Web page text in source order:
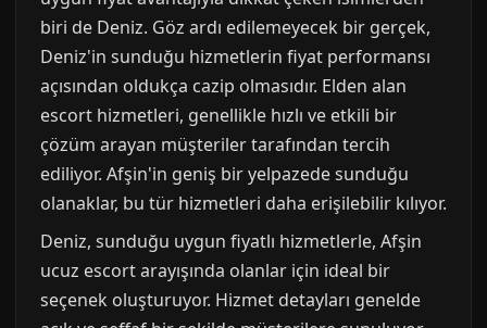
biri de Deniz. Göz ardı edilemeyecek bir gerçek,
Deniz'in sunduğu hizmetlerin fiyat performansı
açısından oldukça cazip olmasıdır. Elden alan
escort hizmetleri, genellikle hızlı ve etkili bir
çözüm arayan müşteriler tarafından tercih
ediliyor. Afşin'in geniş bir yelpazede sunduğu
olanaklar, bu tür hizmetleri daha erişilebilir kılıyor.
Deniz, sunduğu uygun fiyatlı hizmetlerle, Afşin
ucuz escort arayışında olanlar için ideal bir
seçenek oluşturuyor. Hizmet detayları genelde